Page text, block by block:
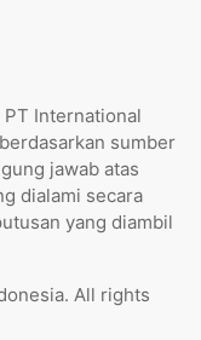
PT International
sumber
jawab atas
dialami secara
yang diambil
All rights